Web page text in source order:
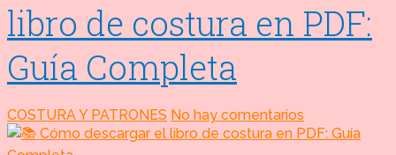
libro de costura en PDF:
Guía Completa
COSTURA Y PATRONES No hay comentarios